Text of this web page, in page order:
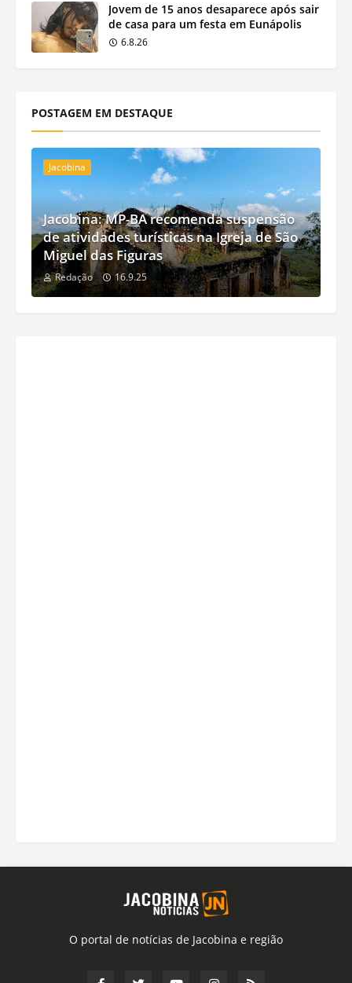
Jovem de 15 anos desaparece após sair
de casa para um festa em Eunápolis
6.8.26
POSTAGEM EM DESTAQUE
Jacobina
Jacobina: MP-BA recomenda suspensão
de atividades turísticas na Igreja de São
Miguel das Figuras
Redação 16.9.25
O portal de notícias de Jacobina e região